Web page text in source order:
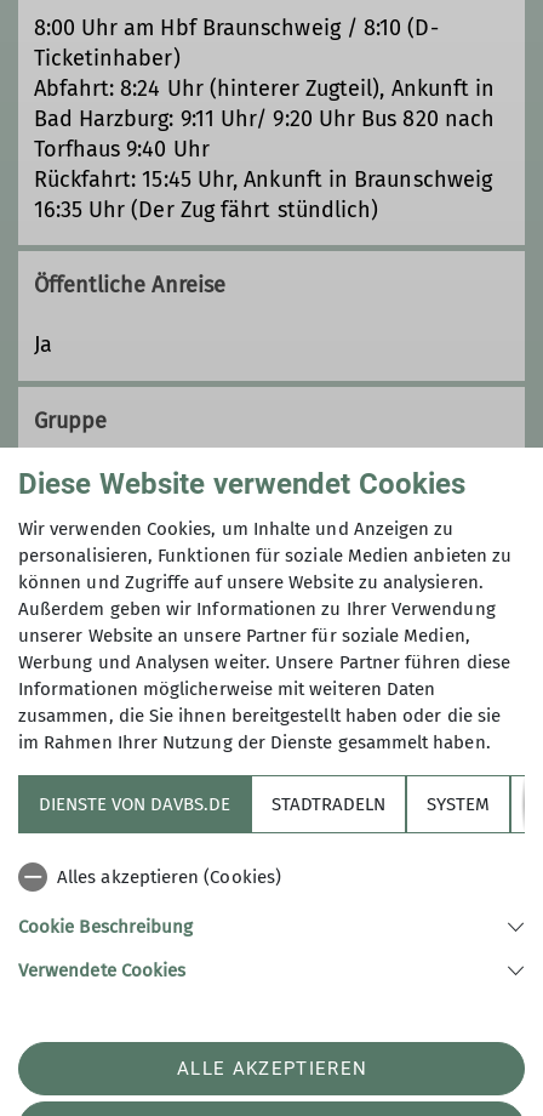
8:00 Uhr am Hbf Braunschweig / 8:10 (D-
Ticketinhaber)
Abfahrt: 8:24 Uhr (hinterer Zugteil), Ankunft in
Bad Harzburg: 9:11 Uhr/ 9:20 Uhr Bus 820 nach
Torfhaus 9:40 Uhr
Rückfahrt: 15:45 Uhr, Ankunft in Braunschweig
16:35 Uhr (Der Zug fährt stündlich)
Öffentliche Anreise
Ja
Gruppe
Wandergruppe
Gemeinsam wandern wir in der
Region und verpflegen uns unterwegs
mit unserem eigenen Proviant. Gäste,
die uns kennen lernen möchten, sind
herzlich willkommen! Alle wandern
Bei allen Wanderungen treffen wir uns
15 Minuten vor Abfahrt.
Details
Sektion
Alpenverein
Sektion Braunschweig des Deutschen Alpenvereins e.V.
Telefon +4953142477
Diese Website verwendet Cookies
Wir verwenden Cookies, um Inhalte und Anzeigen zu
personalisieren, Funktionen für soziale Medien anbieten zu
können und Zugriffe auf unsere Website zu analysieren.
Außerdem geben wir Informationen zu Ihrer Verwendung
unserer Website an unsere Partner für soziale Medien,
Werbung und Analysen weiter. Unsere Partner führen diese
Informationen möglicherweise mit weiteren Daten
zusammen, die Sie ihnen bereitgestellt haben oder die sie
im Rahmen Ihrer Nutzung der Dienste gesammelt haben.
DIENSTE VON DAVBS.DE STADTRADELN SYSTEM
Alles akzeptieren (Cookies)
Cookie Beschreibung
Verwendete Cookies
ALLE AKZEPTIEREN